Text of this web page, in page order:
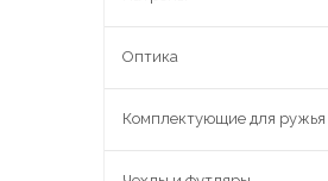
Оптика
Комплектующие для ружья